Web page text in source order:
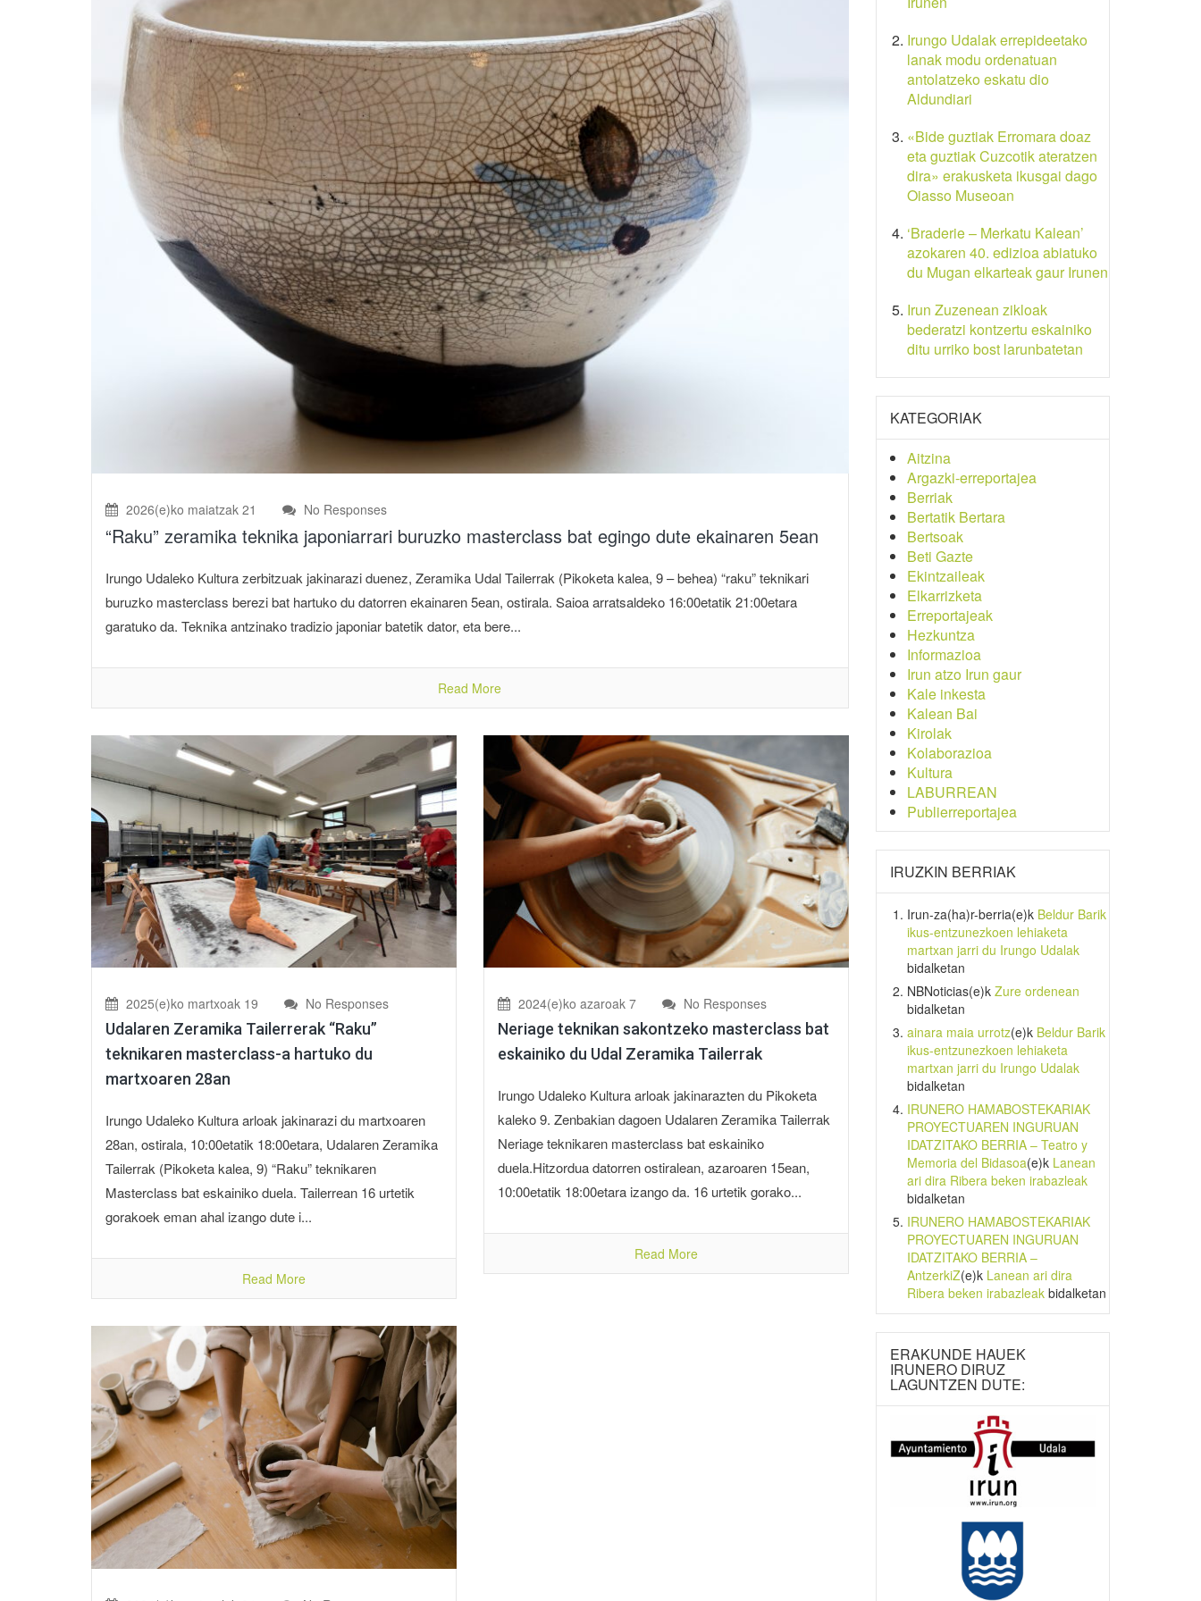
2026(e)ko maiatzak 21 No Responses
“Raku” zeramika teknika japoniarrari buruzko masterclass bat egingo dute ekainaren 5ean
Irungo Udaleko Kultura zerbitzuak jakinarazi duenez, Zeramika Udal Tailerrak (Pikoketa kalea, 9 – behea) “raku” teknikari
buruzko masterclass berezi bat hartuko du datorren ekainaren 5ean, ostirala. Saioa arratsaldeko 16:00etatik 21:00etara
garatuko da. Teknika antzinako tradizio japoniar batetik dator, eta bere...
Read More
2025(e)ko martxoak 19 No Responses
Udalaren Zeramika Tailerrerak “Raku”
teknikaren masterclass-a hartuko du
martxoaren 28an
Irungo Udaleko Kultura arloak jakinarazi du martxoaren
28an, ostirala, 10:00etatik 18:00etara, Udalaren Zeramika
Tailerrak (Pikoketa kalea, 9) “Raku” teknikaren
Masterclass bat eskainiko duela. Tailerrean 16 urtetik
gorakoek eman ahal izango dute i...
Read More
2024(e)ko azaroak 7 No Responses
Neriage teknikan sakontzeko masterclass bat
eskainiko du Udal Zeramika Tailerrak
Irungo Udaleko Kultura arloak jakinarazten du Pikoketa
kaleko 9. Zenbakian dagoen Udalaren Zeramika Tailerrak
Neriage teknikaren masterclass bat eskainiko
duela.Hitzordua datorren ostiralean, azaroaren 15ean,
10:00etatik 18:00etara izango da. 16 urtetik gorako...
Read More
Irungo Udalak errepideetako
lanak modu ordenatuan
antolatzeko eskatu dio
Aldundiari
«Bide guztiak Erromara doaz
eta guztiak Cuzcotik ateratzen
dira» erakusketa ikusgai dago
Oiasso Museoan
‘Braderie – Merkatu Kalean’
azokaren 40. edizioa abiatuko
du Mugan elkarteak gaur Irunen
Irun Zuzenean zikloak
bederatzi kontzertu eskainiko
ditu urriko bost larunbatetan
KATEGORIAK
Aitzina
Argazki-erreportajea
Berriak
Bertatik Bertara
Bertsoak
Beti Gazte
Ekintzaileak
Elkarrizketa
Erreportajeak
Hezkuntza
Informazioa
Irun atzo Irun gaur
Kale inkesta
Kalean Bai
Kirolak
Kolaborazioa
Kultura
LABURREAN
Publierreportajea
IRUZKIN BERRIAK
Irun-za(ha)r-berria(e)k Beldur Barik
ikus-entzunezkoen lehiaketa
martxan jarri du Irungo Udalak
bidalketan
NBNoticias(e)k Zure ordenean
bidalketan
ainara maia urrotz(e)k Beldur Barik
ikus-entzunezkoen lehiaketa
martxan jarri du Irungo Udalak
bidalketan
IRUNERO HAMABOSTEKARIAK
PROYECTUAREN INGURUAN
IDATZITAKO BERRIA – Teatro y
Memoria del Bidasoa(e)k Lanean
ari dira Ribera beken irabazleak
bidalketan
IRUNERO HAMABOSTEKARIAK
PROYECTUAREN INGURUAN
IDATZITAKO BERRIA –
AntzerkiZ(e)k Lanean ari dira
Ribera beken irabazleakbidalketan
ERAKUNDE HAUEK
IRUNERO DIRUZ
LAGUNTZEN DUTE: